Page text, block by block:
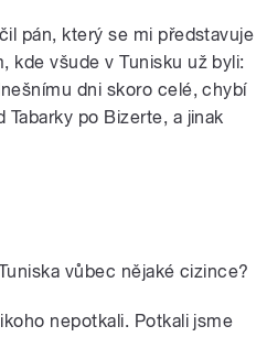
pán, který se mi představuje
kde všude v Tunisku už byli:
dni skoro celé, chybí
po Bizerte, a jinak
vůbec nějaké cizince?
nepotkali. Potkali jsme